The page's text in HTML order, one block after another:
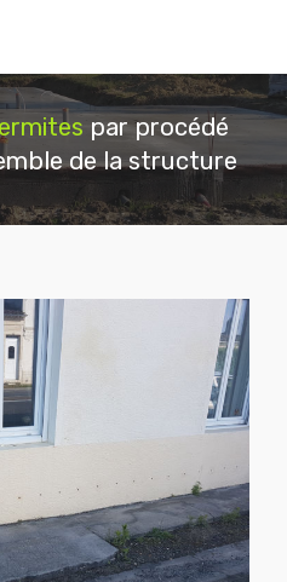
par procédé
de la structure